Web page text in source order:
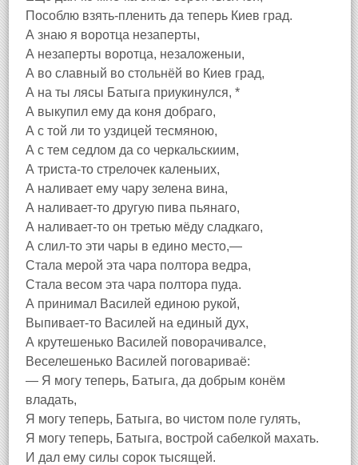
Пособлю взять-пленить да теперь Киев град.
А знаю я воротца незаперты,
А незаперты воротца, незаложеныи,
А во славный во стольнёй во Киев град,
А на ты лясы Батыга приукинулся, *
А выкупил ему да коня добраго,
А с той ли то уздицей тесмяною,
А с тем седлом да со черкальскиим,
А триста-то стрелочек каленыих,
А наливает ему чару зелена вина,
А наливает-то другую пива пьянаго,
А наливает-то он третью мёду сладкаго,
А слил-то эти чары в едино место,—
Стала мерой эта чара полтора ведра,
Стала весом эта чара полтора пуда.
А принимал Василей единою рукой,
Выпивает-то Василей на единый дух,
А крутешенько Василей поворачивалсе,
Веселешенько Василей поговариваё:
— Я могу теперь, Батыга, да добрым конём
владать,
Я могу теперь, Батыга, во чистом поле гулять,
Я могу теперь, Батыга, вострой сабелкой махать.
И дал ему силы сорок тысящей.